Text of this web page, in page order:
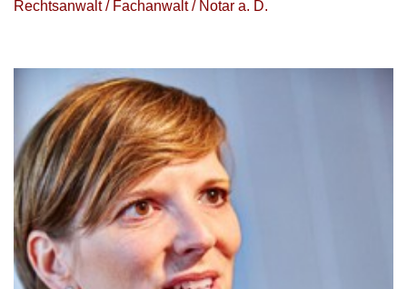
Rechtsanwalt / Fachanwalt / Notar a. D.